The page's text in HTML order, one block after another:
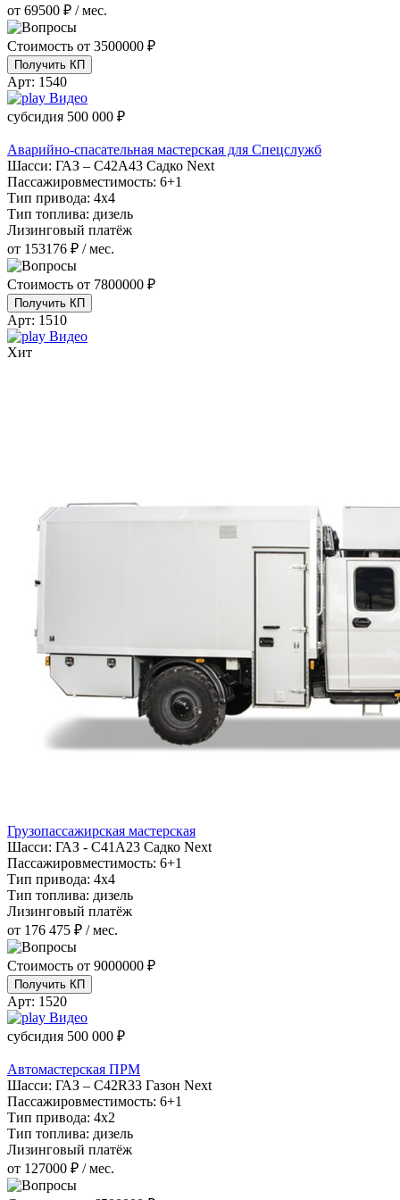
от 69500 ₽ / мес.
Стоимость от 3500000 ₽
Получить КП
Арт: 1540
Видео
субсидия 500 000 ₽
Аварийно-спасательная мастерская для Спецслужб
Шасси: ГАЗ – С42А43 Садко Next
Пассажировместимость: 6+1
Тип привода: 4х4
Тип топлива: дизель
Лизинговый платёж
от 153176 ₽ / мес.
Стоимость от 7800000 ₽
Получить КП
Арт: 1510
Видео
Хит
Грузопассажирская мастерская
Шасси: ГАЗ - С41А23 Садко Next
Пассажировместимость: 6+1
Тип привода: 4х4
Тип топлива: дизель
Лизинговый платёж
от 176 475 ₽ / мес.
Стоимость от 9000000 ₽
Получить КП
Арт: 1520
Видео
субсидия 500 000 ₽
Автомастерская ПРМ
Шасси: ГАЗ – C42R33 Газон Next
Пассажировместимость: 6+1
Тип привода: 4х2
Тип топлива: дизель
Лизинговый платёж
от 127000 ₽ / мес.